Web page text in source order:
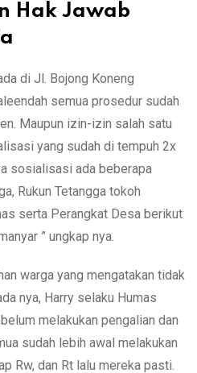
Hak Jawab
di Jl. Bojong Koneng
semua prosedur sudah
Maupun izin-izin salah satu
yang sudah di tempuh 2x
sosialisasi ada beberapa
Rukun Tetangga tokoh
serta Perangkat Desa berikut
” ungkap nya.
warga yang mengatakan tidak
nya, Harry selaku Humas
melakukan pengalian dan
sudah lebih awal melakukan
Rw, dan Rt lalu mereka pasti.